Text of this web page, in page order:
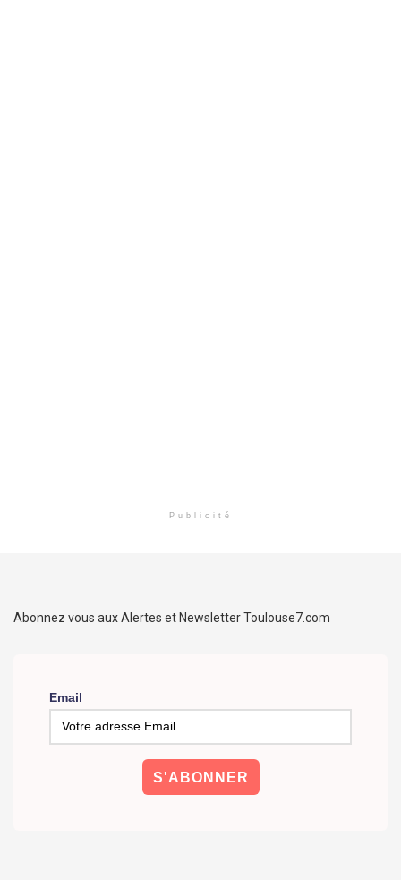
Publicité
Abonnez vous aux Alertes et Newsletter Toulouse7.com
Email